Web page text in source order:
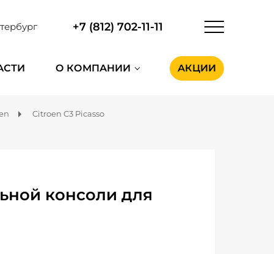
+7 (812) 702-11-11
О КОМПАНИИ АКЦИИ
Citroen C3 Picasso
консоли для